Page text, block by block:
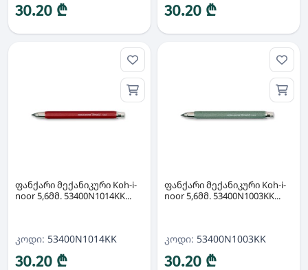
30.20 ₾ 30.20 ₾
ფანქარი მექანიკური Koh-i-
noor 5,6მმ. 53400N1014KK...
კოდი: 53400N1014KK
30.20 ₾
ფანქარი მექანიკური Koh-i-
noor 5,6მმ. 53400N1003KK...
კოდი: 53400N1003KK
30.20 ₾